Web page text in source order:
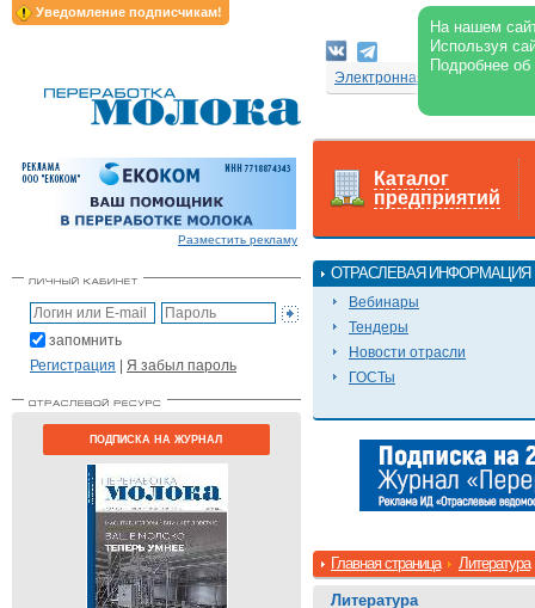
Уведомление подписчикам!
На нашем
Используя
Подробнее
Электронная версия
Разместить рекламу
запомнить
Регистрация | Я забыл пароль
ПОДПИСКА НА ЖУРНАЛ
Каталог
предприятий
ОТРАСЛЕВАЯ ИНФОРМАЦИЯ
Вебинары
Тендеры
Новости отрасли
ГОСТы
Главная страница Литература
Литература